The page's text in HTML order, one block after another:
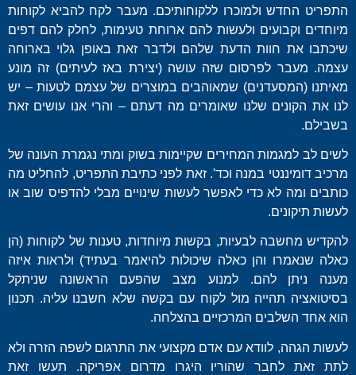
התפריט החדש ולמוכרו ללקוחותיכם. מעבר לקח להביא לקוחות
מיוחדים וקבועים ולעשות להם ארוחת טעימות, לחלק להם דפים
שיכתבו את חוות הדעת שלהם ולדבר זאת באופן גלוי בארוחה
עצמה. מעבר לפרסום שזה עושה (יצירת באז לעיתים) זה מונע
מאיתנו (המסעדנים) שמאוהבים במוצרים של עצמם לטעות – יש
לנו את הקונים שלנו שאומרים מה דעתם – והרי אנו עושים זאת
בשבילם.
לשים לב למגמות המחירים שקיימות בשוק ומתי נגמרת העונה של
מרכיב דומיננטי במנה וכד'. זאת לפני כתיבת התפריט, להחליט מה
כותבים ומה לא כדי לאפשר לעשות שינויים מבלי להדפיס שוב או
לעשות תיקונים.
להקדיש מחשבה לבעיות, בקשות מיוחדות, טענות של לקוחות (הן
כאלה שנאמרו והן כאלה שיכולות להיאמר בעתיד) ולראות איזה
מענה ניתן להם. למנוע מצב שהפעם הראשונה שניתקל
בסיטואציה תהייה מול לקוח עם בקשה שלא חשבנו עליה. תכנון
הוא אחד השלבים המרכזיים בהצלחה.
לעשות הגהה, לוודא עם אדם מקצועי את התרגום לשפה הזרה ולא
לתת זאת לחבר שהוריו היגרו מדרום אפריקה. תעשו זאת